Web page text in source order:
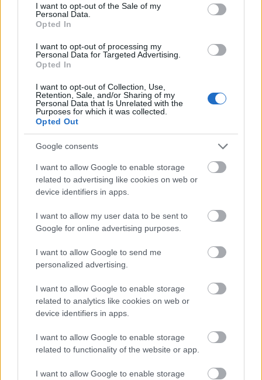
consent section.
I want to opt-out of the Sale of my
Personal Data.
Opted In
I want to opt-out of processing my
Personal Data for Targeted Advertising.
Opted In
I want to opt-out of Collection, Use,
Retention, Sale, and/or Sharing of my
Personal Data that Is Unrelated with the
Purposes for which it was collected.
Opted Out
Google consents
I want to allow Google to enable storage
related to advertising like cookies on web or
device identifiers in apps.
I want to allow my user data to be sent to
Google for online advertising purposes.
I want to allow Google to send me
personalized advertising.
I want to allow Google to enable storage
related to analytics like cookies on web or
device identifiers in apps.
I want to allow Google to enable storage
related to functionality of the website or app.
I want to allow Google to enable storage
31.08.2021
Lonely Planet: 10 πεζοπορικές
διαδρομές στην Ελλάδα που θα σας
μείνουν αξέχαστες
Το Lonely Planet παρουσιάζει 10 από τις πιο ξεχωριστές
πεζοπορικές διαδρομές στην ηπειρωτική και νησιωτική
Ελλάδα για ταξιδιώτες που θέλουν να γίνουν ένα με τη